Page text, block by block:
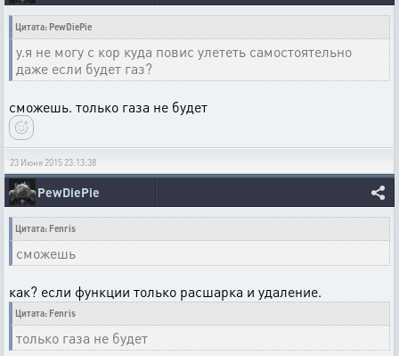
Цитата: PewDiePie
у.я не могу с кор куда повис улететь самостоятельно
даже если будет газ?
сможешь. только газа не будет
23 Июня 2015 23:13:38
PewDiePie
Цитата: Fenris
сможешь
как? если функции только расшарка и удаление.
Цитата: Fenris
только газа не будет